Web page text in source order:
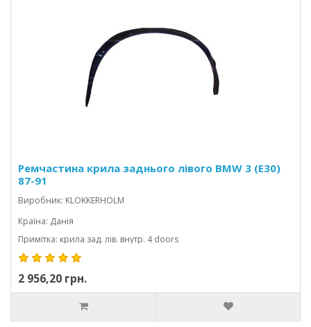
Ремчастина крила заднього лівого BMW 3 (E30)
87-91
Виробник: KLOKKERHOLM
Країна: Данія
Примітка: крила зад. лів. внутр. 4 doors
2 956,20 грн.